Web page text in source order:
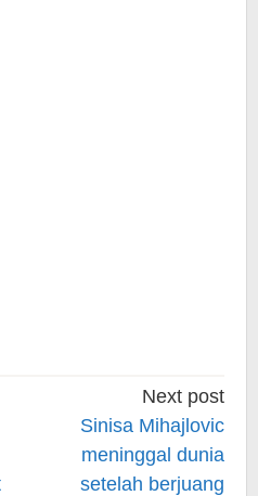
Next post
Sinisa Mihajlovic
meninggal dunia
setelah berjuang